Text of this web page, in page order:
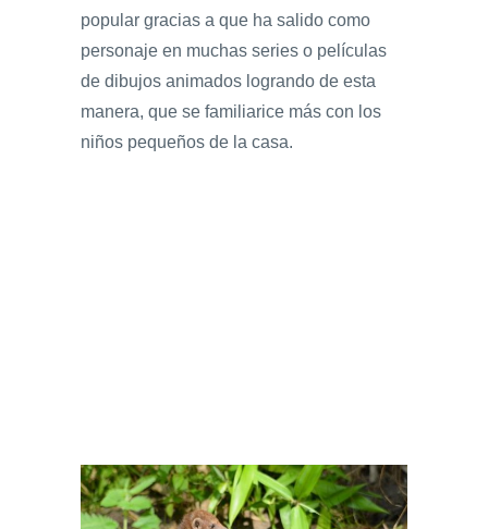
popular gracias a que ha salido como
personaje en muchas series o películas
de dibujos animados logrando de esta
manera, que se familiarice más con los
niños pequeños de la casa.